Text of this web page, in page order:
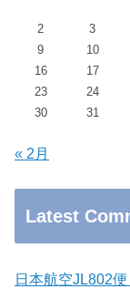
2
3
9
10
16
17
23
24
30
31
« 2月
Latest
日本航空JL802